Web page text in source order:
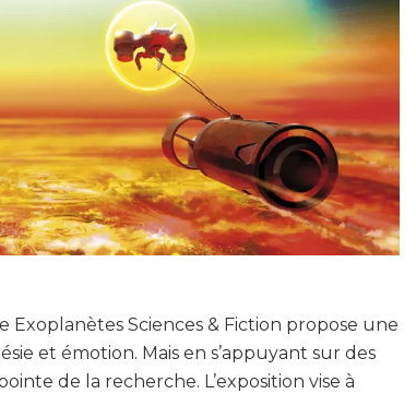
Exoplanètes Sciences & Fiction propose une
et émotion. Mais en s’appuyant sur des
de la recherche. L’exposition vise à